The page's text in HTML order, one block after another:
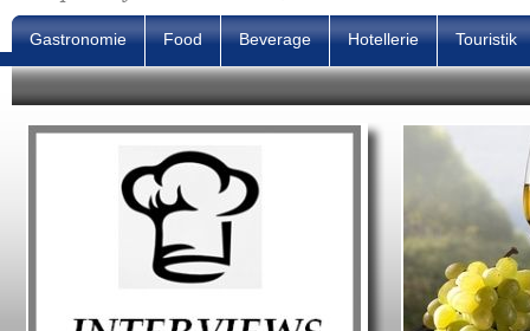
Gastronomie Food Beverage Hotellerie Touristik